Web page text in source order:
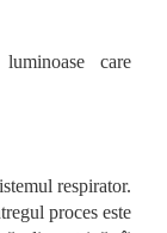
care
respirator.
proces este